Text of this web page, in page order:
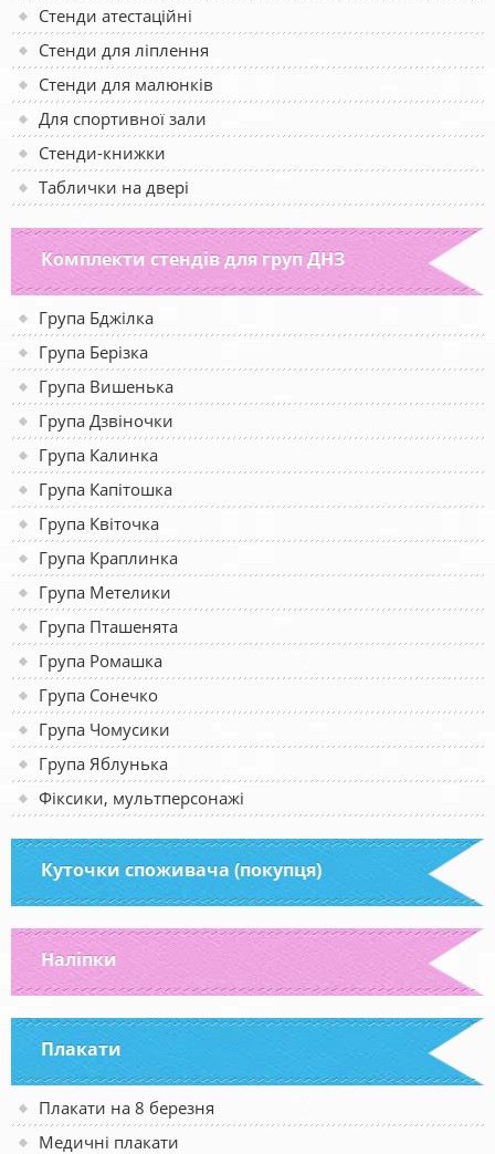
Стенди атестаційні
Стенди для ліплення
Стенди для малюнків
Для спортивної зали
Стенди-книжки
Таблички на двері
Комплекти стендів для груп ДНЗ
Група Бджілка
Група Берізка
Група Вишенька
Група Дзвіночки
Група Калинка
Група Капітошка
Група Квіточка
Група Краплинка
Група Метелики
Група Пташенята
Група Ромашка
Група Сонечко
Група Чомусики
Група Яблунька
Фіксики, мультперсонажі
Куточки споживача (покупця)
Наліпки
Плакати
Плакати на 8 березня
Медичні плакати